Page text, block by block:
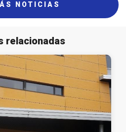
NOTICIAS
relacionadas